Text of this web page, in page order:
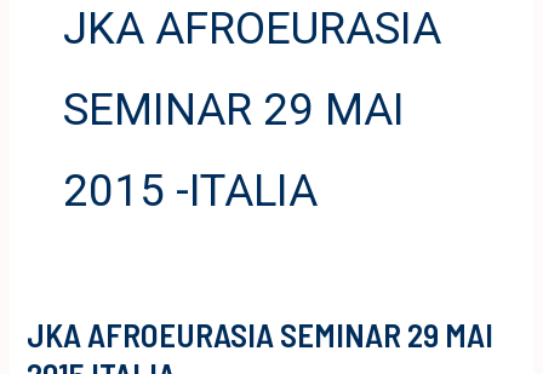
JKA AFROEURASIA
SEMINAR 29 MAI
2015 -ITALIA
JKA AFROEURASIA SEMINAR 29 MAI